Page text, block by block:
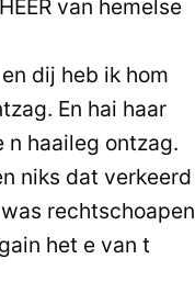
van hemelse
dij heb ik hom
En hai haar
n haaileg ontzag.
niks dat verkeerd
rechtschoapen
het e van t